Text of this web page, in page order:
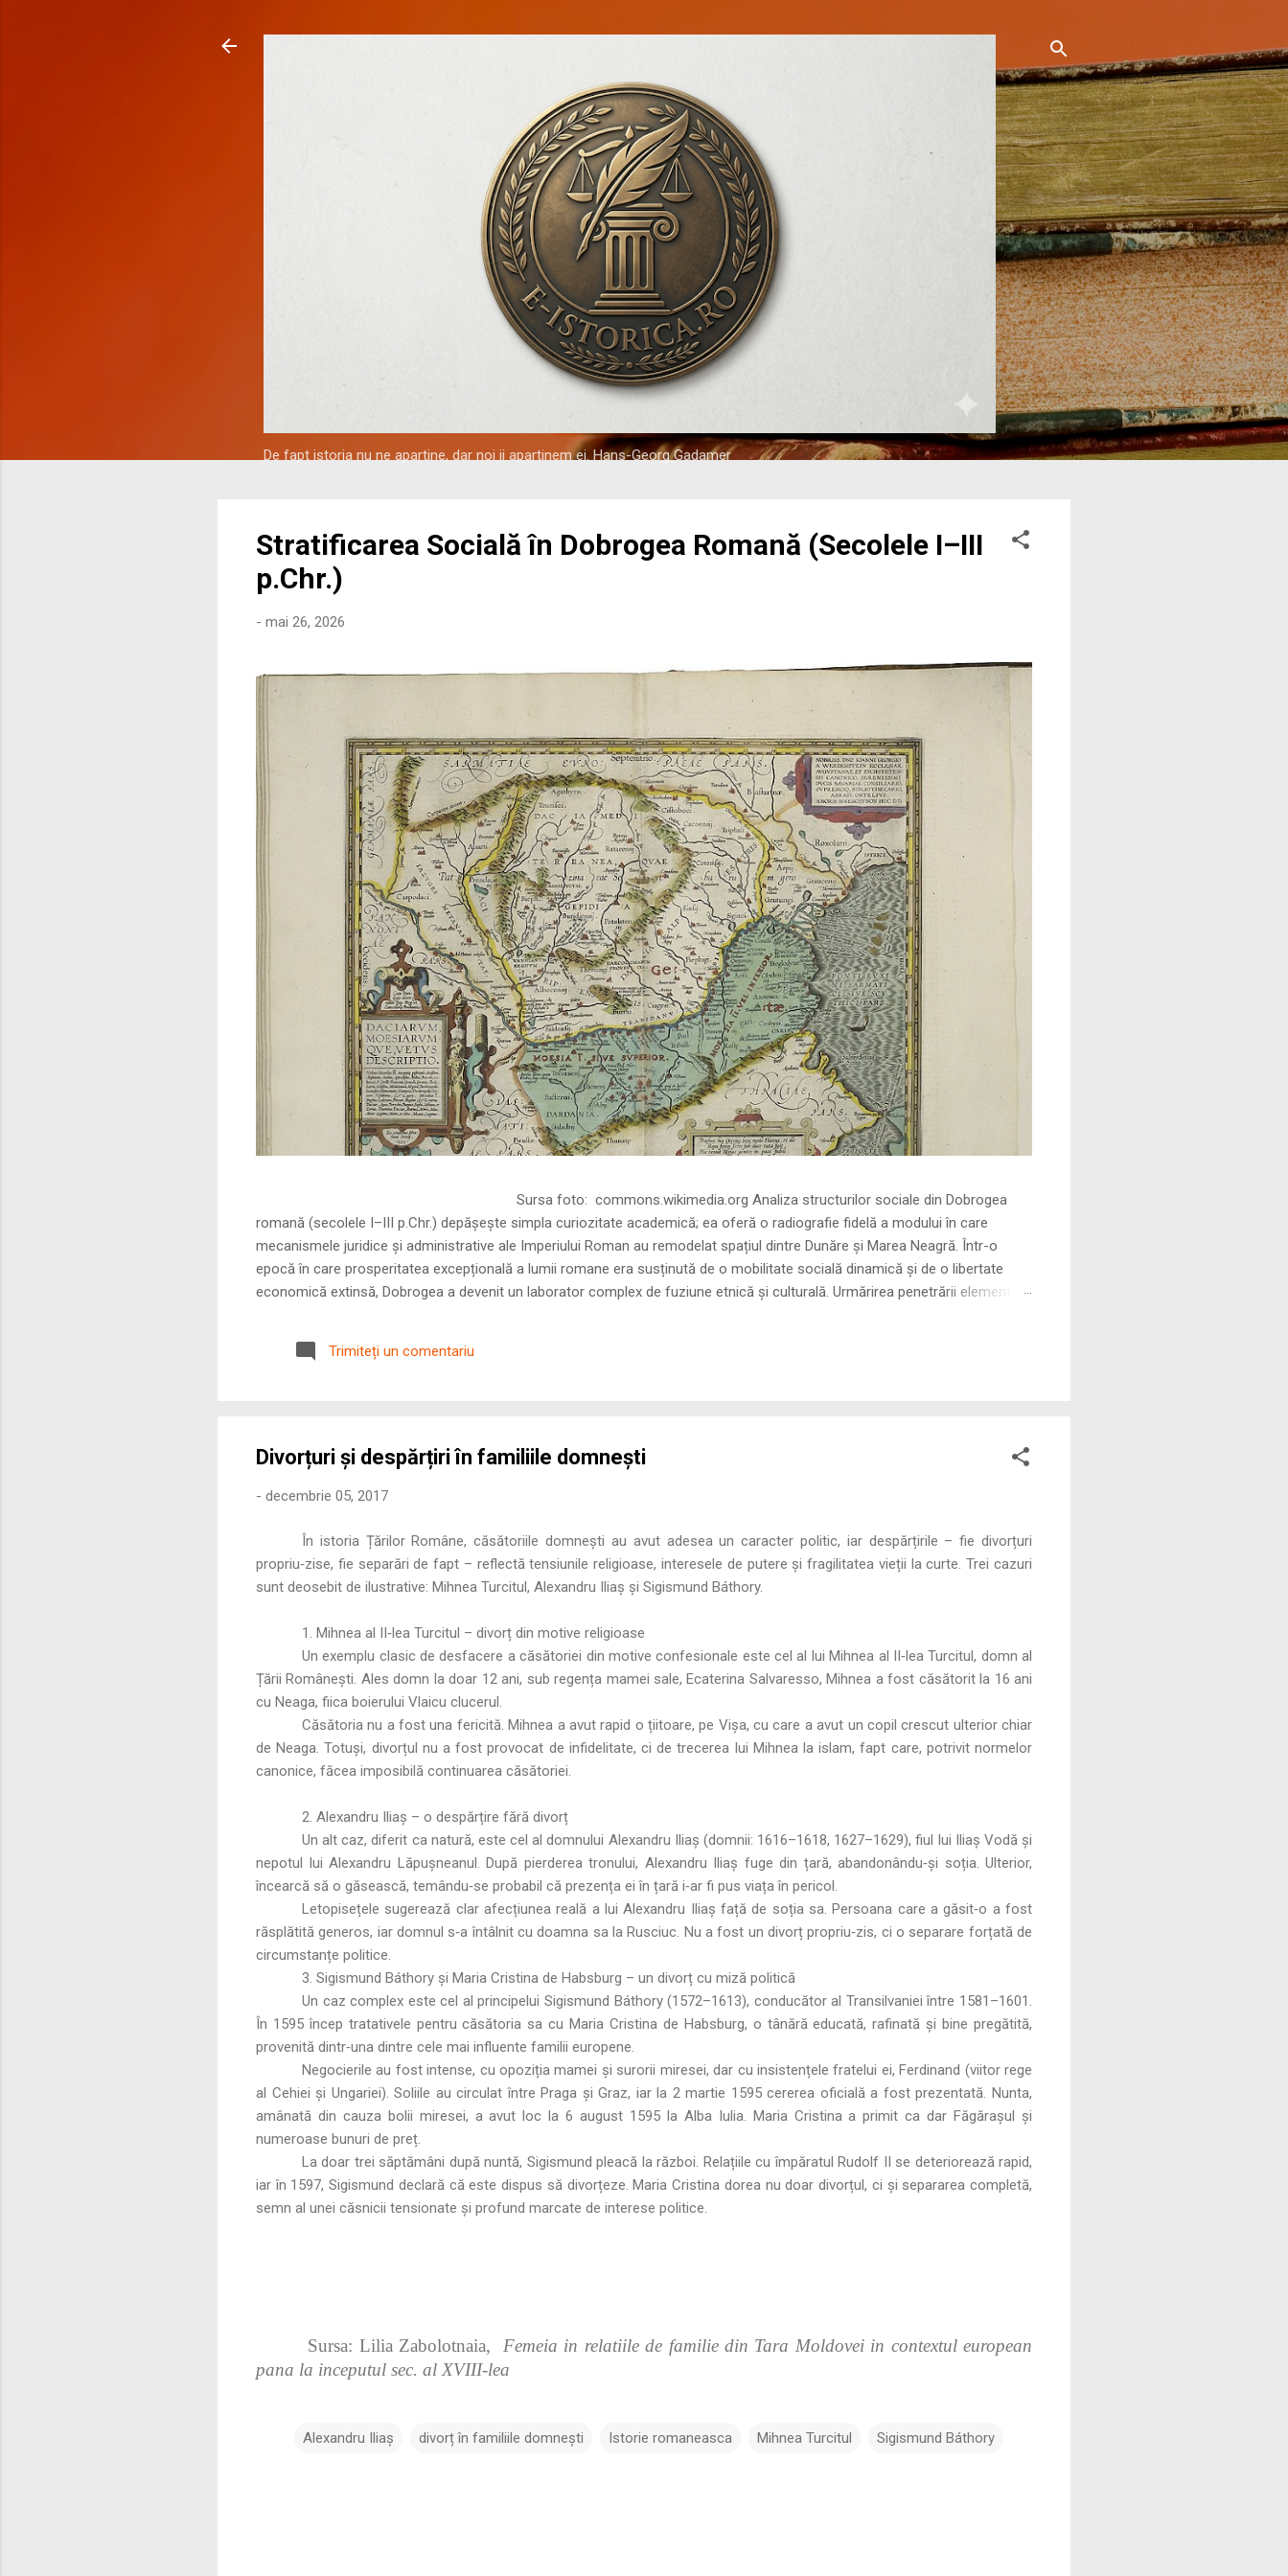
De fapt istoria nu ne apartine, dar noi ii apartinem ei. Hans-Georg Gadamer
Stratificarea Socială în Dobrogea Romană (Secolele I–III
p.Chr.)
- mai 26, 2026
Sursa foto: commons.wikimedia.org Analiza structurilor sociale din Dobrogea
romană (secolele I–III p.Chr.) depășește simpla curiozitate academică; ea oferă o radiografie fidelă a modului în care
mecanismele juridice și administrative ale Imperiului Roman au remodelat spațiul dintre Dunăre și Marea Neagră. Într-o
epocă în care prosperitatea excepțională a lumii romane era susținută de o mobilitate socială dinamică și de o libertate
economică extinsă, Dobrogea a devenit un laborator complex de fuziune etnică și culturală. Urmărirea penetrării elementului
precizie profunzimea și ritmul procesului de rom...
Trimiteți un comentariu
Divorțuri și despărțiri în familiile domnești
- decembrie 05, 2017
În istoria Țărilor Române, căsătoriile domnești au avut adesea un caracter politic, iar despărțirile – fie divorțuri
propriu‑zise, fie separări de fapt – reflectă tensiunile religioase, interesele de putere și fragilitatea vieții la curte. Trei cazuri
sunt deosebit de ilustrative: Mihnea Turcitul, Alexandru Iliaș și Sigismund Báthory.
1. Mihnea al II‑lea Turcitul – divorț din motive religioase
Un exemplu clasic de desfacere a căsătoriei din motive confesionale este cel al lui Mihnea al II‑lea Turcitul, domn al
Țării Românești. Ales domn la doar 12 ani, sub regența mamei sale, Ecaterina Salvaresso, Mihnea a fost căsătorit la 16 ani
cu Neaga, fiica boierului Vlaicu clucerul.
Căsătoria nu a fost una fericită. Mihnea a avut rapid o țiitoare, pe Vişa, cu care a avut un copil crescut ulterior chiar
de Neaga. Totuși, divorțul nu a fost provocat de infidelitate, ci de trecerea lui Mihnea la islam, fapt care, potrivit normelor
canonice, făcea imposibilă continuarea căsătoriei.
2. Alexandru Iliaș – o despărțire fără divorț
Un alt caz, diferit ca natură, este cel al domnului Alexandru Iliaș (domnii: 1616–1618, 1627–1629), fiul lui Iliaș Vodă și
nepotul lui Alexandru Lăpușneanul. După pierderea tronului, Alexandru Iliaș fuge din țară, abandonându‑și soția. Ulterior,
încearcă să o găsească, temându‑se probabil că prezența ei în țară i‑ar fi pus viața în pericol.
Letopisețele sugerează clar afecțiunea reală a lui Alexandru Iliaș față de soția sa. Persoana care a găsit‑o a fost
răsplătită generos, iar domnul s‑a întâlnit cu doamna sa la Rusciuc. Nu a fost un divorț propriu‑zis, ci o separare forțată de
circumstanțe politice.
3. Sigismund Báthory și Maria Cristina de Habsburg – un divorț cu miză politică
Un caz complex este cel al principelui Sigismund Báthory (1572–1613), conducător al Transilvaniei între 1581–1601.
În 1595 încep tratativele pentru căsătoria sa cu Maria Cristina de Habsburg, o tânără educată, rafinată și bine pregătită,
provenită dintr‑una dintre cele mai influente familii europene.
Negocierile au fost intense, cu opoziția mamei și surorii miresei, dar cu insistențele fratelui ei, Ferdinand (viitor rege
al Cehiei și Ungariei). Soliile au circulat între Praga și Graz, iar la 2 martie 1595 cererea oficială a fost prezentată. Nunta,
amânată din cauza bolii miresei, a avut loc la 6 august 1595 la Alba Iulia. Maria Cristina a primit ca dar Făgărașul și
numeroase bunuri de preț.
La doar trei săptămâni după nuntă, Sigismund pleacă la război. Relațiile cu împăratul Rudolf II se deteriorează rapid,
iar în 1597, Sigismund declară că este dispus să divorțeze. Maria Cristina dorea nu doar divorțul, ci și separarea completă,
semn al unei căsnicii tensionate și profund marcate de interese politice.
Sursa: Lilia Zabolotnaia, Femeia in relatiile de familie din Tara Moldovei in contextul european
pana la inceputul sec. al XVIII-lea
Alexandru Iliaș divorț în familiile domnești Istorie romaneasca Mihnea Turcitul Sigismund Báthory